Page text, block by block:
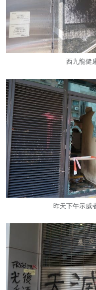
西九龍健
昨天下午示威